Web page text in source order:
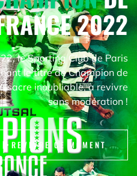
2022
le Sporting Club de Paris
le titre de Champion de
sacre inoubliable, à revivre
sans modération !
REVIVRE CE MOMENT